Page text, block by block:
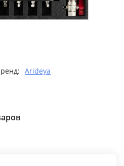
Arideya